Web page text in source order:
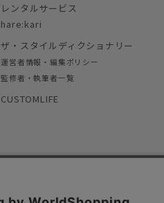
レンタルサービス
hare:kari
ザ・スタイルディクショナリー
運営者情報・編集ポリシー
監修者・執筆者一覧
CUSTOMLIFE